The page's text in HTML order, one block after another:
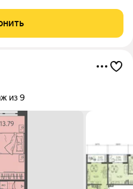
детей и антикафе для
из 9